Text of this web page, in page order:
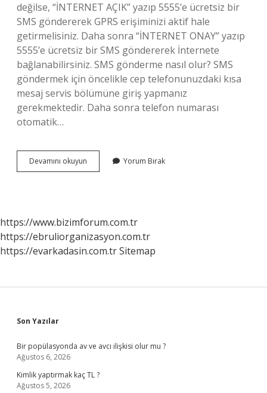
değilse, “İNTERNET AÇIK” yazıp 5555’e ücretsiz bir
SMS göndererek GPRS erişiminizi aktif hale
getirmelisiniz. Daha sonra “İNTERNET ONAY” yazıp
5555’e ücretsiz bir SMS göndererek İnternete
bağlanabilirsiniz. SMS gönderme nasıl olur? SMS
göndermek için öncelikle cep telefonunuzdaki kısa
mesaj servis bölümüne giriş yapmanız
gerekmektedir. Daha sonra telefon numarası
otomatik…
Devamını okuyun Internetten
Cep
Yorum Bırak
https://www.bizimforum.com.tr
https://ebruliorganizasyon.com.tr
https://evarkadasin.com.trSitemap
Sidebar
Son Yazılar
Bir popülasyonda av ve avcı ilişkisi olur mu ?
Ağustos 6, 2026
Kimlik yaptırmak kaç TL ?
Ağustos 5, 2026